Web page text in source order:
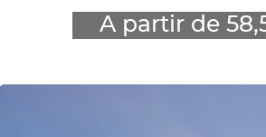
A partir de